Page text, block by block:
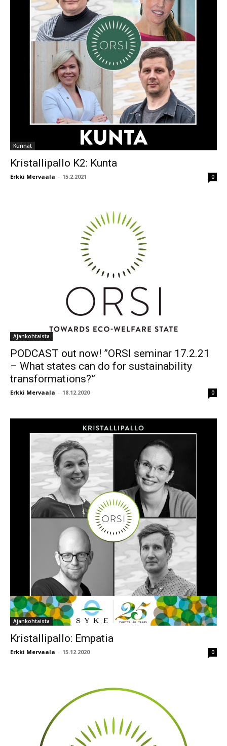
Kunnat
Kristallipallo K2: Kunta
Erkki Mervaala - 15.2.2021 0
Ajankohtaista
PODCAST out now! ”ORSI seminar 17.2.21
– What states can do for sustainability
transformations?”
Erkki Mervaala - 18.12.2020 0
Ajankohtaista
Kristallipallo: Empatia
Erkki Mervaala - 15.12.2020 0